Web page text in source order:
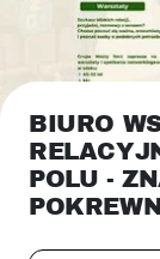
BIURO
POLU -